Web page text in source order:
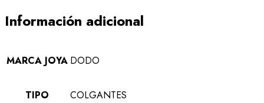
Información adicional
MARCA JOYA DODO
TIPO COLGANTES